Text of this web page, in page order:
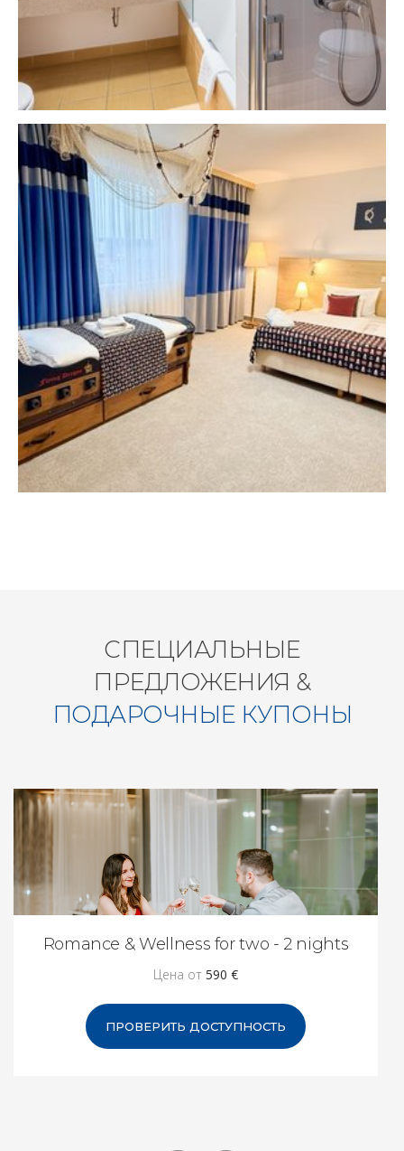
СПЕЦИАЛЬНЫЕ
ПРЕДЛОЖЕНИЯ &
ПОДАРОЧНЫЕ КУПОНЫ
Romance & Wellness for two - 2 nights
Цена от 590 €
ПРОВЕРИТЬ ДОСТУПНОСТЬ